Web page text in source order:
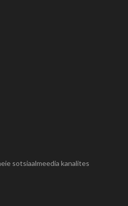
sotsiaalmeedia kanalites